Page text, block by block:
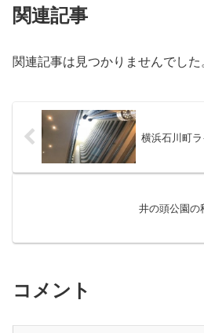
関連記事
関連記事は見つかりませんでした。
横浜石川町
井の頭公園の
コメント